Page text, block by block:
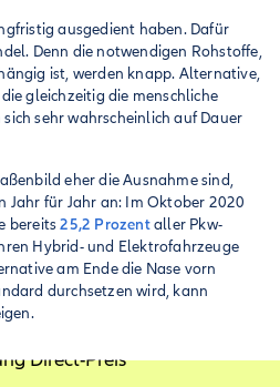
ausgedient haben. Dafür
Denn die notwendigen Rohstoffe,
ist, werden knapp. Alternative,
gleichzeitig die menschliche
sehr wahrscheinlich auf Dauer
eher die Ausnahme sind,
Jahr für Jahr an: Im Oktober 2020
bereits25,2 Prozentaller Pkw-
Hybrid- und Elektrofahrzeuge
am Ende die Nase vorn
durchsetzen wird, kann